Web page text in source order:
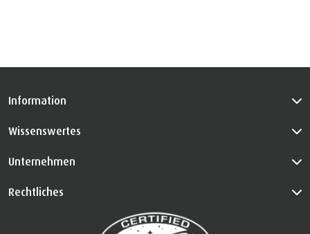
Information
Wissenswertes
Unternehmen
Rechtliches